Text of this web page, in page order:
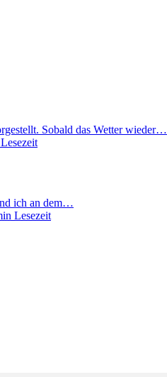
Sobald das Wetter wieder…
ich an dem…
Lesezeit